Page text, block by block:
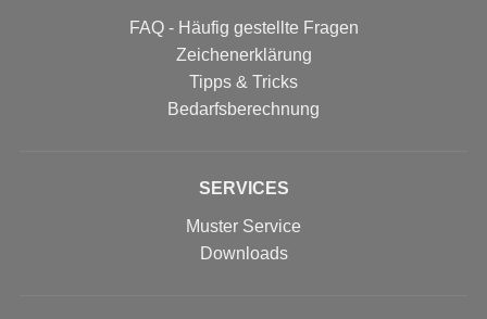
FAQ - Häufig gestellte Fragen
Zeichenerklärung
Tipps & Tricks
Bedarfsberechnung
SERVICES
Muster Service
Downloads